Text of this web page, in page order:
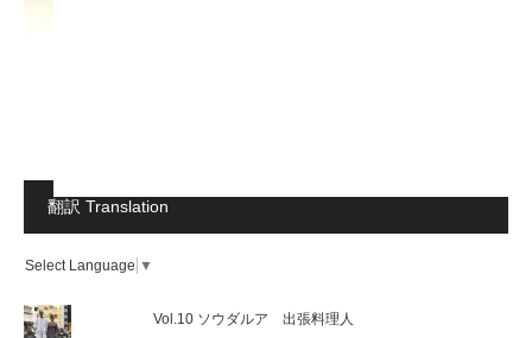
翻訳 Translation
Select Language ▼
Vol.10 ソウダルア 出張料理人